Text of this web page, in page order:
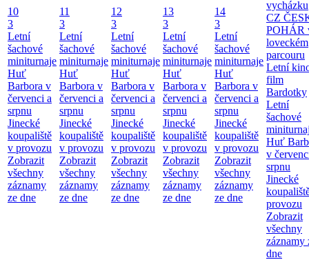
10
3
Letní
šachové
miniturnaje
Huť
Barbora v
červenci a
srpnu
Jinecké
koupaliště
v provozu
Zobrazit
všechny
záznamy
ze dne
11
3
Letní
šachové
miniturnaje
Huť
Barbora v
červenci a
srpnu
Jinecké
koupaliště
v provozu
Zobrazit
všechny
záznamy
ze dne
12
3
Letní
šachové
miniturnaje
Huť
Barbora v
červenci a
srpnu
Jinecké
koupaliště
v provozu
Zobrazit
všechny
záznamy
ze dne
13
3
Letní
šachové
miniturnaje
Huť
Barbora v
červenci a
srpnu
Jinecké
koupaliště
v provozu
Zobrazit
všechny
záznamy
ze dne
14
3
Letní
šachové
miniturnaje
Huť
Barbora v
červenci a
srpnu
Jinecké
koupaliště
v provozu
Zobrazit
všechny
záznamy
ze dne
vycházku
CZ
POHÁR
loveckém
parcouru
Letní
film
Bardotky
Letní
šachové
Huť
v
srpnu
Jinecké
provozu
Zobrazit
všechny
záznamy
dne